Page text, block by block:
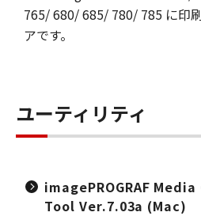
765/ 680/ 685/ 780/ 785 に印
アです。
ユーティリティ
imagePROGRAF
Tool Ver.7.03a (Mac)